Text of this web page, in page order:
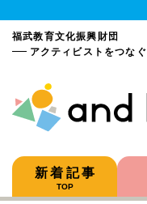
福武教育文化振興財団
アクティビストをつなぐ
新着記事
TOP